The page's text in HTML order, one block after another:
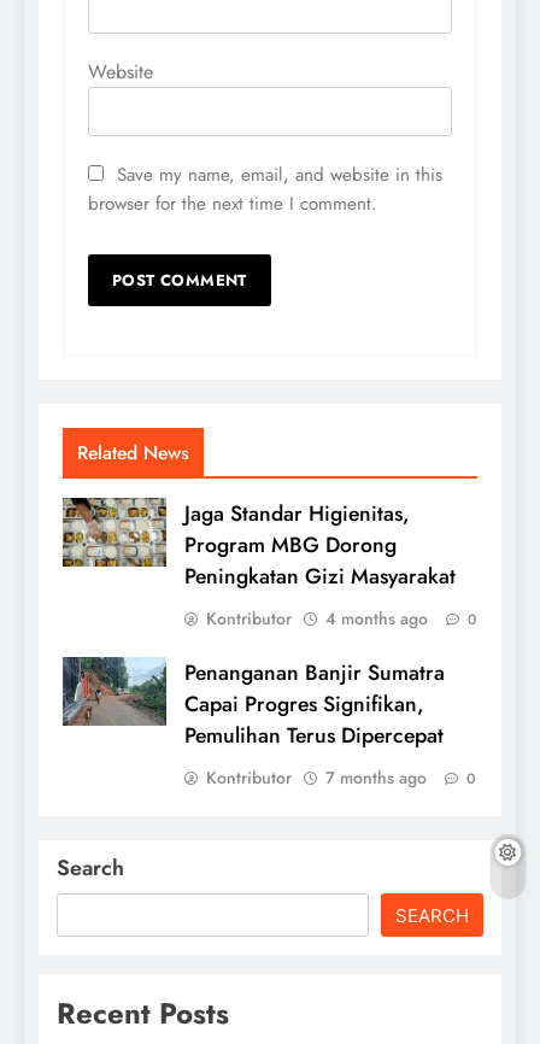
Website
Save my name, email, and website in this
browser for the next time I comment.
Related News
Jaga Standar Higienitas,
Program MBG Dorong
Peningkatan Gizi Masyarakat
Kontributor 4 months ago 0
Penanganan Banjir Sumatra
Capai Progres Signifikan,
Pemulihan Terus Dipercepat
Kontributor 7 months ago 0
Search
SEARCH
Recent Posts